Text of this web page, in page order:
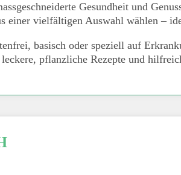
Gesundheit und
einer vielfältigen Auswahl wählen –
basisch oder speziell auf
pflanzliche Rezepte und